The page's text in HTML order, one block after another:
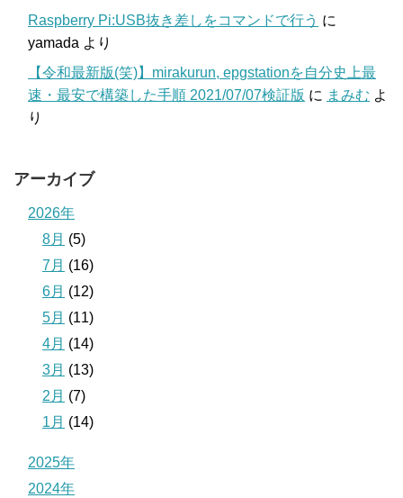
Raspberry Pi:USB抜き差しをコマンドで行う に
yamada より
【令和最新版(笑)】mirakurun, epgstationを自分史上最
速・最安で構築した手順 2021/07/07検証版 に まみむ よ
り
アーカイブ
2026年
8月 (5)
7月 (16)
6月 (12)
5月 (11)
4月 (14)
3月 (13)
2月 (7)
1月 (14)
2025年
2024年